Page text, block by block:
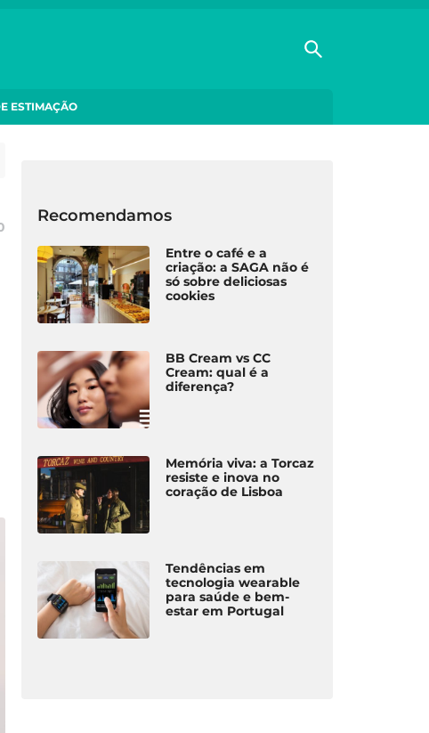
ESTIMAÇÃO
Recomendamos
Entre o café e a
criação: a SAGA não é
só sobre deliciosas
cookies
BB Cream vs CC
Cream: qual é a
diferença?
Memória viva: a Torcaz
resiste e inova no
coração de Lisboa
Tendências em
tecnologia wearable
para saúde e bem-
estar em Portugal